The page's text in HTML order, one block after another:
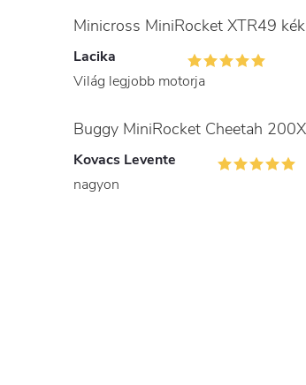
Minicross MiniRocket XTR49 kék
Lacika
Világ legjobb motorja
Kovacs Levente
nagyon